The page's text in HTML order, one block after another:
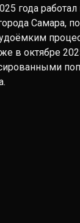
года работал
Самара,
в октябре